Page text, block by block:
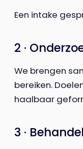
Een intake
2 ·
We brengen
bereiken.
haalbaar
3 ·